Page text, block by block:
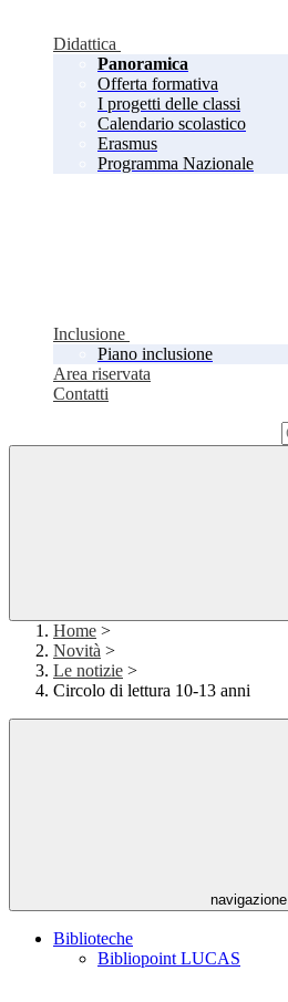
Didattica
Panoramica
Offerta formativa
I progetti delle classi
Calendario scolastico
Erasmus
Programma Nazionale
Inclusione
Piano inclusione
Area riservata
Contatti
Home >
Novità >
Le notizie >
Circolo di lettura 10-13 anni
navigazione
Biblioteche
Bibliopoint LUCAS